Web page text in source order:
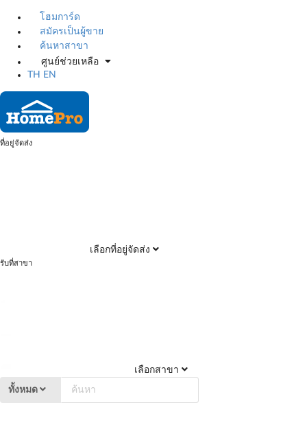
โฮมการ์ด
สมัครเป็นผู้ขาย
ค้นหาสาขา
ศูนย์ช่วยเหลือ
TH
EN
ที่อยู่จัดส่ง
เลือกที่อยู่จัดส่ง
รับที่สาขา
เลือกสาขา
ทั้งหมด